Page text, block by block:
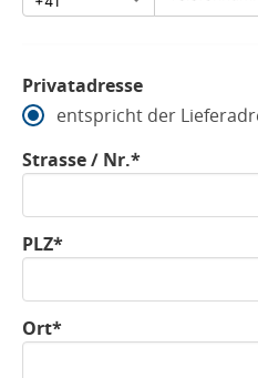
Privatadresse
entspricht der
Strasse / Nr.*
PLZ*
Ort*